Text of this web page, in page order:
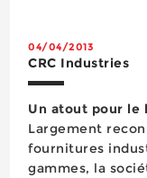
04/04/2013
CRC Industries
Un atout pour le
Largement
fournitures
gammes, la